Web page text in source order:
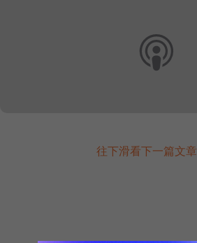
往下滑看下一篇文章